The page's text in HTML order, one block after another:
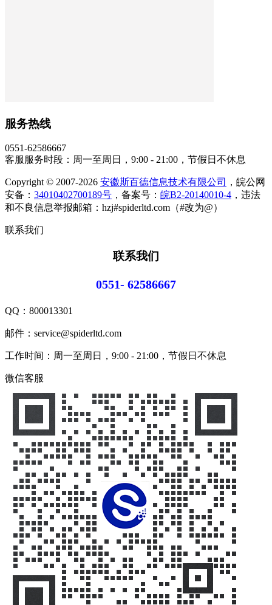
服务热线
0551-62586667
客服服务时段：周一至周日，9:00 - 21:00，节假日不休息
Copyright © 2007-2026 安徽斯百德信息技术有限公司
，皖公网
安备： 34010402700189号 ，备案号： 皖B2-20140010-4 ，违法
和不良信息举报邮箱：hzj#spiderltd.com（#改为@）
联系我们
联系我们
0551- 62586667
QQ： 800013301
邮件：service@spiderltd.com
工作时间：周一至周日，9:00 - 21:00，节假日不休息
微信客服